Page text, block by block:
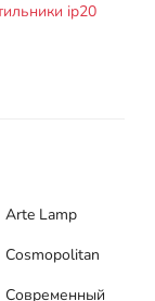
ip20
Arte Lamp
Cosmopolitan
Современный